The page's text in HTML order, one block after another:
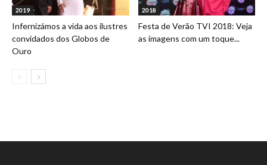
2019
Infernizámos a vida aos ilustres
convidados dos Globos de
Ouro
2018
Festa de Verão TVI 2018: Veja
as imagens com um toque...